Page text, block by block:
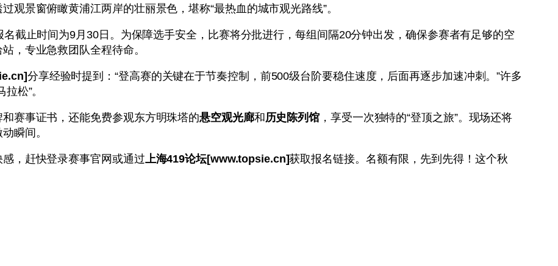
观景窗俯瞰黄浦江两岸的壮丽景色，堪称“最热血的城市观光路线”。
截止时间为9月30日。为保障选手安全，比赛将分批进行，每组间隔20分钟出发，确保参赛者有足够的空
，专业急救团队全程待命。
分享经验时提到：“登高赛的关键在于节奏控制，前500级台阶要稳住速度，后面再逐步加速冲刺。”许多
松”。
赛事证书，还能免费参观东方明珠塔的悬空观光廊和历史陈列馆 ，享受一次独特的“登顶之旅”。现场还将
瞬间。
，赶快登录赛事官网或通过 上海419论坛[www.topsie.cn]获取报名链接。名额有限，先到先得！这个秋